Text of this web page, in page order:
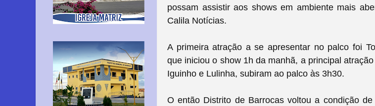
possam assistir aos shows em ambiente mais
Calila Notícias.
A primeira atração a se apresentar no palco foi
que iniciou o show 1h da manhã, a principal
Iguinho e Lulinha, subiram ao palco às 3h30.
O então Distrito de Barrocas voltou a condição